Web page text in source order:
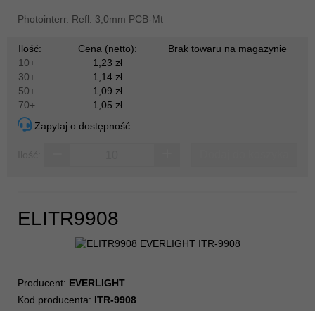
Photointerr. Refl. 3,0mm PCB-Mt
Ilość:
Cena (netto):
10+
1,23 zł
30+
1,14 zł
50+
1,09 zł
70+
1,05 zł
Brak towaru na magazynie
Zapytaj o dostępność
ELITR9908
Producent: EVERLIGHT
Kod producenta: ITR-9908